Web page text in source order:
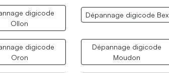
digicode
Ollon
Dépannage digicode Bex
digicode
Oron
Dépannage digicode
Moudon